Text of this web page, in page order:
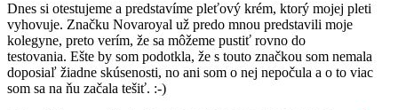
Dnes si otestujeme a predstavíme pleťový krém, ktorý mojej pleti
vyhovuje. Značku Novaroyal už predo mnou predstavili moje
kolegyne, preto verím, že sa môžeme pustiť rovno do
testovania. Ešte by som podotkla, že s touto značkou som nemala
doposiaľ žiadne skúsenosti, no ani som o nej nepočula a o to viac
som sa na ňu začala tešiť. :-)